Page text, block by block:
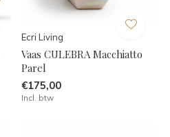
Ecri Living
Vaas CULEBRA Macchiatto
Parel
€175,00
Incl. btw